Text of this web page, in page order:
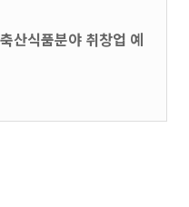
산식품분야 취창업 예